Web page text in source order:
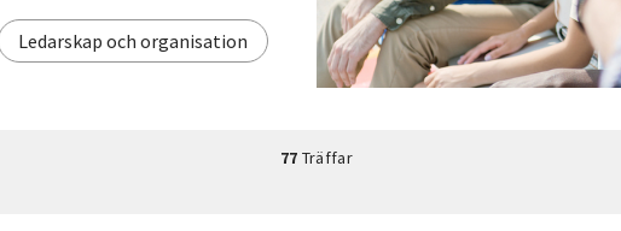
Ledarskap och organisation
77 Träffar